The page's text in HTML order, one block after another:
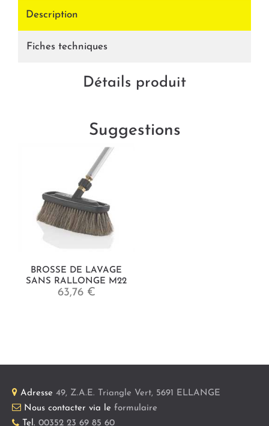
Description
Fiches techniques
Détails produit
Suggestions
BROSSE DE LAVAGE
SANS RALLONGE M22
63,76 €
Adresse 49, Z.A.E. Triangle Vert, 5691 ELLANGE
Nous contacter via le formulaire
Tel. 00352 23 69 85 60